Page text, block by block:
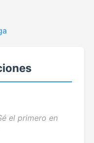
el primero en